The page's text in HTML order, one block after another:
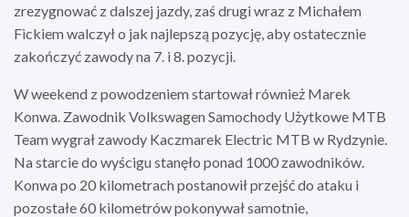
zrezygnować z dalszej jazdy, zaś drugi wraz z Michałem
Fickiem walczył o jak najlepszą pozycję, aby ostatecznie
zakończyć zawody na 7. i 8. pozycji.
W weekend z powodzeniem startował również Marek
Konwa. Zawodnik Volkswagen Samochody Użytkowe MTB
Team wygrał zawody Kaczmarek Electric MTB w Rydzynie.
Na starcie do wyścigu stanęło ponad 1000 zawodników.
Konwa po 20 kilometrach postanowił przejść do ataku i
pozostałe 60 kilometrów pokonywał samotnie,